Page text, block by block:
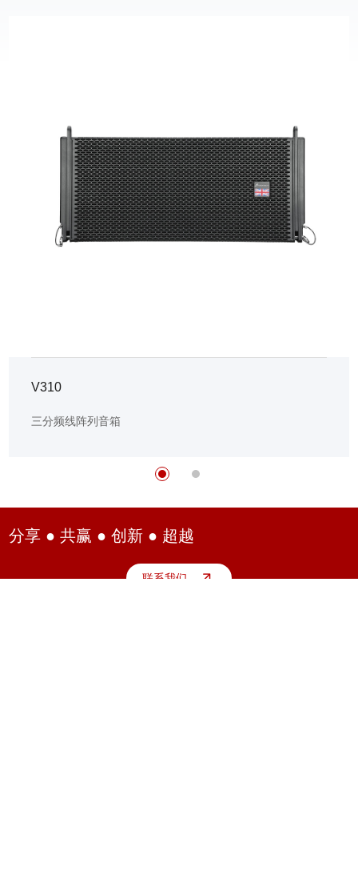
V310
三分频线阵列音箱
分享 ● 共赢 ● 创新 ● 超越
联系我们